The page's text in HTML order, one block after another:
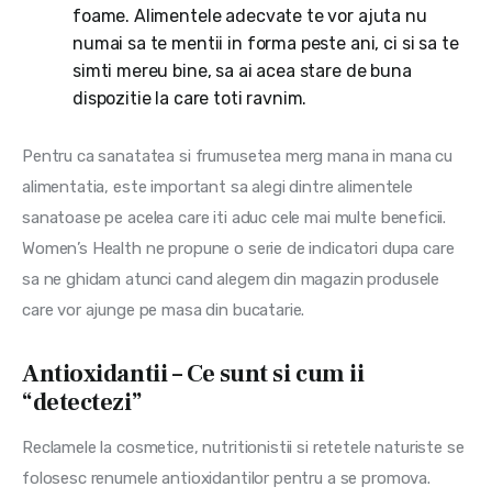
foame. Alimentele adecvate te vor ajuta nu
numai sa te mentii in forma peste ani, ci si sa te
simti mereu bine, sa ai acea stare de buna
dispozitie la care toti ravnim.
Pentru ca sanatatea si frumusetea merg mana in mana cu
alimentatia, este important sa alegi dintre alimentele
sanatoase pe acelea care iti aduc cele mai multe beneficii.
Women’s Health ne propune o serie de indicatori dupa care
sa ne ghidam atunci cand alegem din magazin produsele
care vor ajunge pe masa din bucatarie.
Antioxidantii – Ce sunt si cum ii
“detectezi”
Reclamele la cosmetice, nutritionistii si retetele naturiste se
folosesc renumele antioxidantilor pentru a se promova.